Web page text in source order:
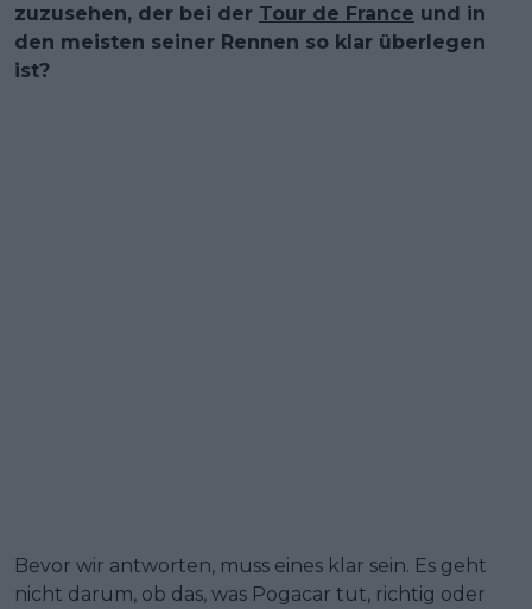
zuzusehen, der bei der Tour de France und in
den meisten seiner Rennen so klar überlegen
ist?
Bevor wir antworten, muss eines klar sein. Es geht
nicht darum, ob das, was Pogacar tut, richtig oder